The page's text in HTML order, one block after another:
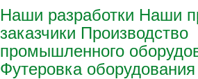
Наши разработки Наши
заказчики Производство
промышленного
Футеровка оборудования